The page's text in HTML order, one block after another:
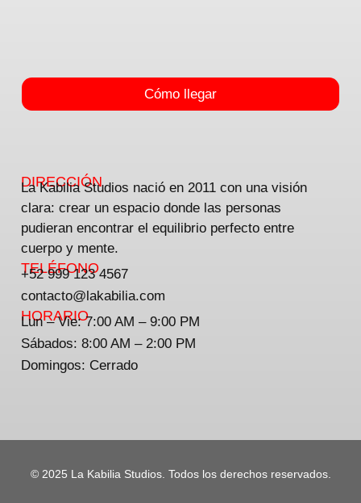
DIRECCIÓN
La Kabilia Studios nació en 2011 con una visión
clara: crear un espacio donde las personas
pudieran encontrar el equilibrio perfecto entre
cuerpo y mente.
TELÉFONO
+52 999 123 4567
contacto@lakabilia.com
HORARIO
Lun – Vie: 7:00 AM – 9:00 PM
Sábados: 8:00 AM – 2:00 PM
Domingos: Cerrado
Cómo llegar
© 2025 La Kabilia Studios. Todos los derechos reservados.